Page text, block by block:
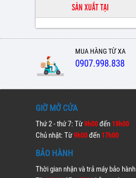
SẢN XUẤT TẠI
MUA HÀNG TỪ XA
0907.998.838
GIỜ MỞ CỬA
Thứ 2 - thứ 7: Từ9h00đến 19h00
Chủ nhật: Từ9h00đến 17h00
BẢO HÀNH
Thời gian nhận và trả máy bảo hành